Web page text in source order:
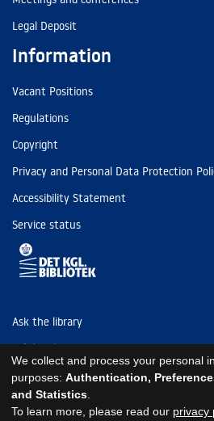
Legal Deposit
Information
Vacant Positions
Regulations
Copyright
Privacy and Personal Data Protection
Accessibility Statement
Service status
Ask the library
Tel: (+45) 3347 4747
kb@kb.dk
EAN: 5798000795297
We collect and process your personal
purposes: Authentication,
and Statistics
To learn more, please read our privacy